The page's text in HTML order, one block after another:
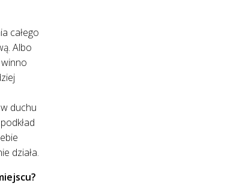
całego
Albo
duchu
działa.